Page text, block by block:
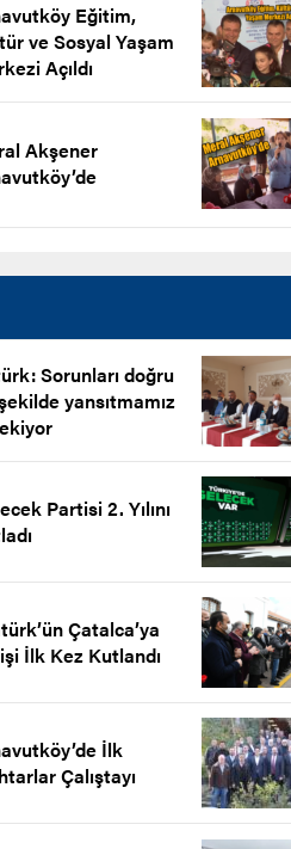
Eğitim,
ve Sosyal Yaşam
Açıldı
Akşener
Sorunları doğru
yansıtmamız
Partisi 2. Yılını
Çatalca’ya
İlk Kez Kutlandı
İlk
Çalıştayı